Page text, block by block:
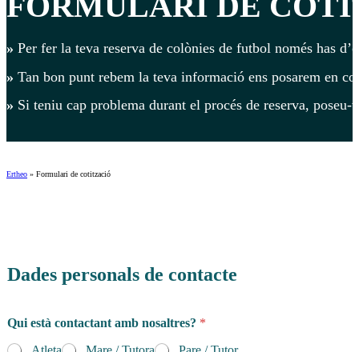
» Per fer la teva reserva de colònies de futbol només has
» Tan bon punt rebem la teva informació ens posarem en
» Si teniu cap problema durant el procés de reserva, poseu-
Ertheo » Formulari de cotització
Dades personals de contacte
é
s
Qui està contactant amb nosaltres? *